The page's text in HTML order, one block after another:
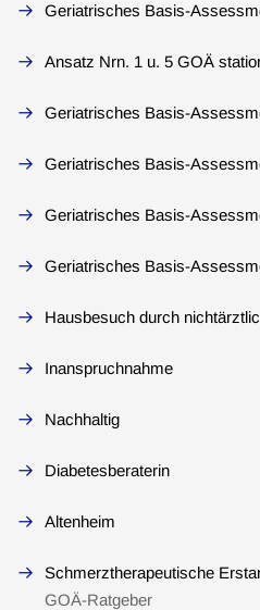
Geriatrisches Basis-
Ansatz Nrn. 1 u. 5 GOÄ
Geriatrisches Basis-
Geriatrisches Basis-
Geriatrisches Basis-
Geriatrisches Basis-
Hausbesuch durch
Inanspruchnahme
Nachhaltig
Diabetesberaterin
Altenheim
Schmerztherapeutische
GOÄ-Ratgeber